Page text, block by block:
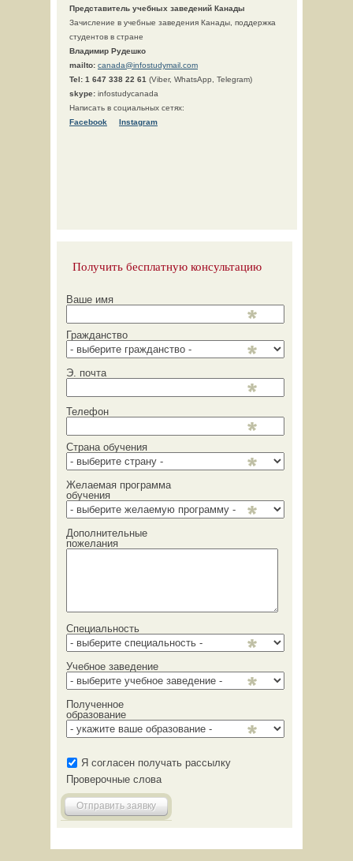
Представитель учебных заведений Канады
Зачисление в учебные заведения Канады, поддержка
студентов в стране
Владимир Рудешко
mailto: canada@infostudymail.com
Tel: 1 647 338 22 61 (Viber, WhatsApp, Telegram)
skype: infostudycanada
Написать в социальных сетях:
Facebook
Instagram
Получить бесплатную консультацию
Ваше имя
Гражданство
Э. почта
Телефон
Страна обучения
Желаемая программа
обучения
Дополнительные
пожелания
Специальность
Учебное заведение
Полученное
образование
Я согласен получать рассылку
Проверочные слова
Отправить заявку